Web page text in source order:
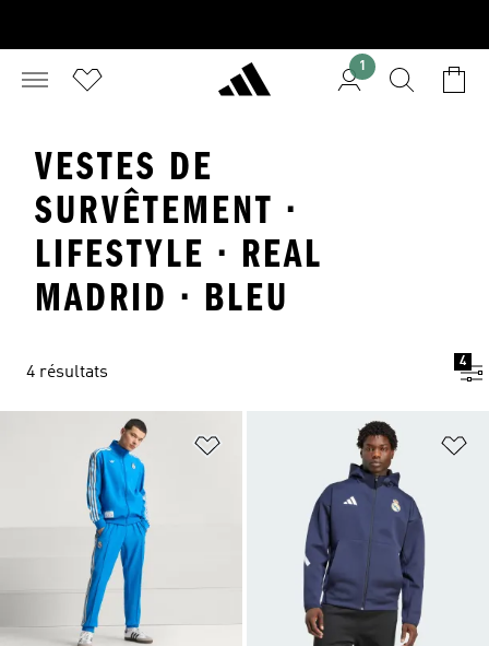
1
VESTES DE
SURVÊTEMENT ·
LIFESTYLE · REAL
MADRID · BLEU
4 résultats
4
Ajouter à la Liste de produits